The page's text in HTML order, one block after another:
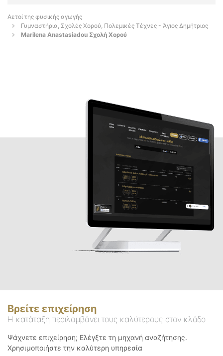
Αετοί της φυσικής αγωγής
Γυμναστήρια, Σχολές Χορού, Πολεμικές Τέχνες - Άγιος Δημήτριος
Marilena Anastasiadou Σχολή Χορού
Βρείτε επιχείρηση
Η κατάταξη περιλαμβάνει τους καλύτερους στον κλάδο
Ψάχνετε επιχείρηση; Ελέγξτε τη μηχανή αναζήτησης.
Χρησιμοποιήστε την καλύτερη υπηρεσία